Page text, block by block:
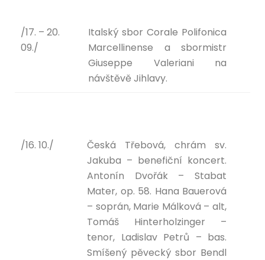
/17. – 20.
09./
Italský sbor Corale Polifonica
Marcellinense a sbormistr
Giuseppe Valeriani na
návštěvě Jihlavy.
/16. 10./
Česká Třebová, chrám sv.
Jakuba – benefiční koncert.
Antonín Dvořák – Stabat
Mater, op. 58. Hana Bauerová
– soprán, Marie Málková – alt,
Tomáš Hinterholzinger –
tenor, Ladislav Petrů – bas.
Smíšený pěvecký sbor Bendl